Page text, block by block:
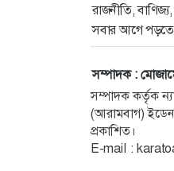
রাজনীতি,
সবার আগে
সম্পাদক :
সম্পাদক কর্তৃক
(আরামবাগ)
প্রকাশিত।
E-mail :